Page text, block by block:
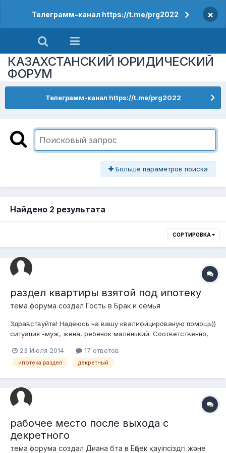
Телеграмм-канал https://t.me/prg2022 ×
КАЗАХСТАНСКИЙ ЮРИДИЧЕСКИЙ
ФОРУМ
Телеграмм-канал https://t.me/prg2022
Больше параметров поиска
Найдено 2 результата
СОРТИРОВКА
раздел квартиры взятой под ипотеку
тема форума создал Гость в Брак и семья
Здравствуйте! Надеюсь на вашу квалифицированую помощь))
ситуация -муж, жена, ребенок маленький. Соответственно,
ж.не было. У мужа была доля квартиры. Квартиру продали
для расширения жилплощади. Взяли ипотеку. Муж заемщик,
23 Июля 2014 17 ответов
ипотека раздел декретный
рабочее место после выхода с
декретного
тема форума создал Диана бта в Еңбек қауіпсіздгі және